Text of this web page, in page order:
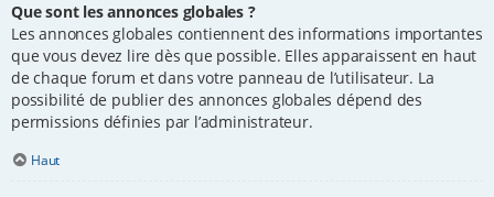
Que sont les annonces globales ?
Les annonces globales contiennent des informations importantes
que vous devez lire dès que possible. Elles apparaissent en haut
de chaque forum et dans votre panneau de l’utilisateur. La
possibilité de publier des annonces globales dépend des
permissions définies par l’administrateur.
Haut